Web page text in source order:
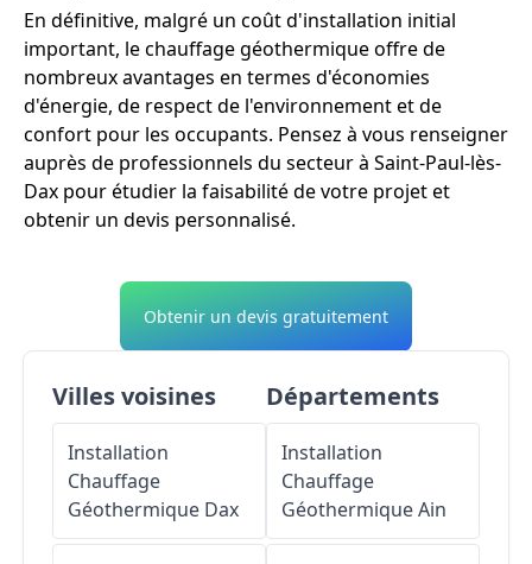
En définitive, malgré un coût d'installation initial
important, le chauffage géothermique offre de
nombreux avantages en termes d'économies
d'énergie, de respect de l'environnement et de
confort pour les occupants. Pensez à vous renseigner
auprès de professionnels du secteur à Saint-Paul-lès-
Dax pour étudier la faisabilité de votre projet et
obtenir un devis personnalisé.
Obtenir un devis gratuitement
Villes voisines
Installation
Chauffage
Géothermique Dax
Départements
Installation
Chauffage
GéothermiqueAin